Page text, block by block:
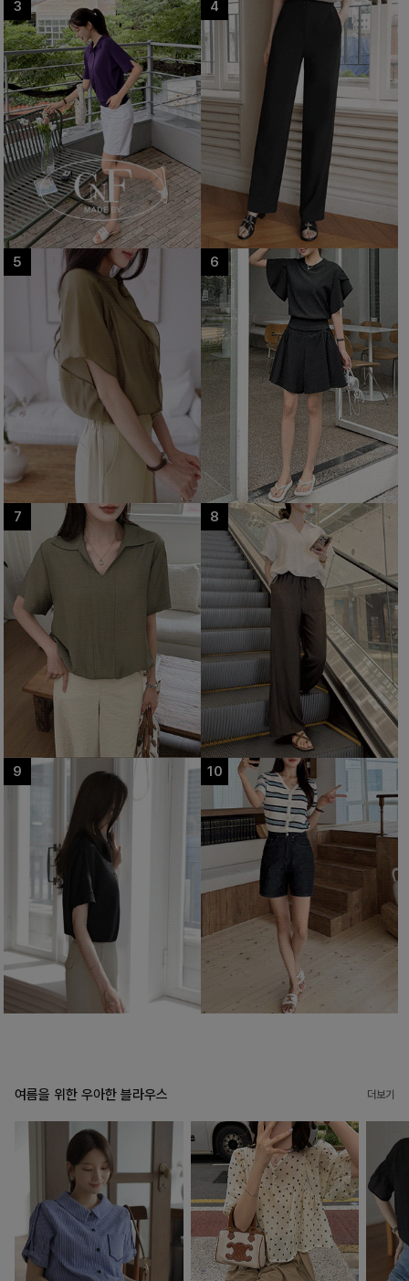
여름을 위한 우아한 블라우스 더보기